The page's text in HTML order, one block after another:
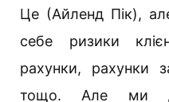
Це (Айленд Пік),
себе ризики
рахунки, рахунки
тощо. Але ми